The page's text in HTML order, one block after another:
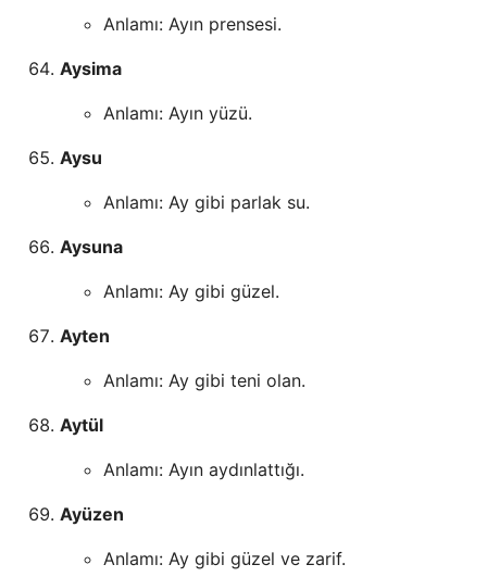
Anlamı: Ayın prensesi.
Aysima
Anlamı: Ayın yüzü.
Aysu
Anlamı: Ay gibi parlak su.
Aysuna
Anlamı: Ay gibi güzel.
Ayten
Anlamı: Ay gibi teni olan.
Aytül
Anlamı: Ayın aydınlattığı.
Ayüzen
Anlamı: Ay gibi güzel ve zarif.